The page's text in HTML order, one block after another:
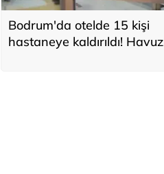
Bodrum'da otelde 15 kişi
hastaneye kaldırıldı! Havuz